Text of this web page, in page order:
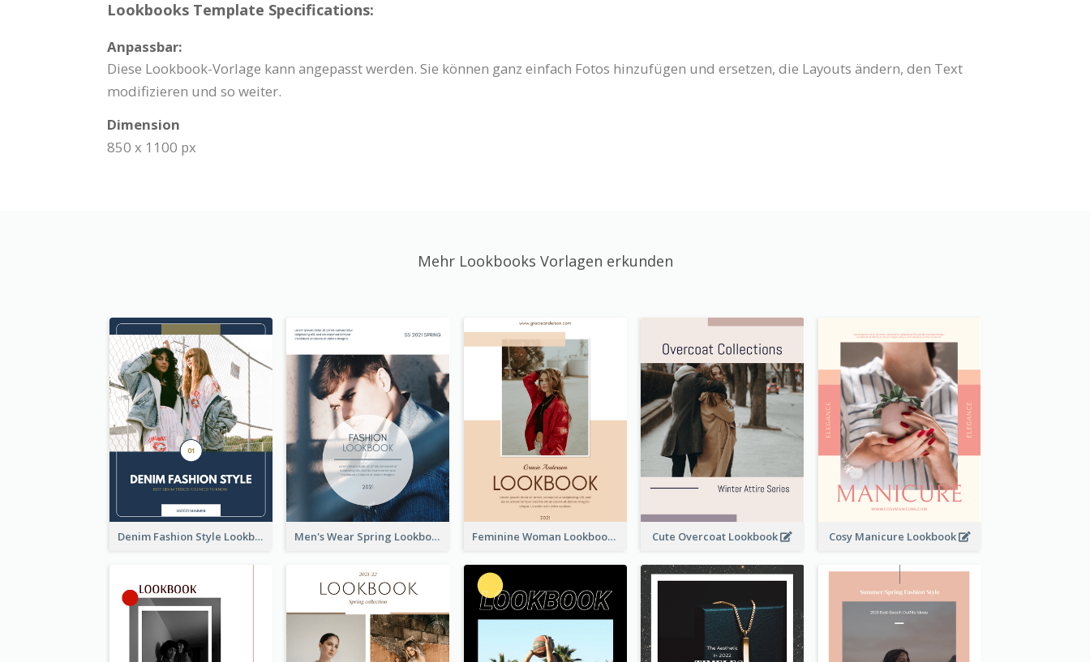
Lookbooks Template Specifications:
Anpassbar:
Diese Lookbook-Vorlage kann angepasst werden. Sie können ganz einfach Fotos hinzufügen und ersetzen, die Layouts ändern, den Text
modifizieren und so weiter.
Dimension
850 x 1100 px
Mehr Lookbooks Vorlagen erkunden
Denim Fashion Style Lookbook Men's Wear Spring Lookbook Feminine Woman Lookbook Cute Overcoat Lookbook Cosy Manicure Lookbook